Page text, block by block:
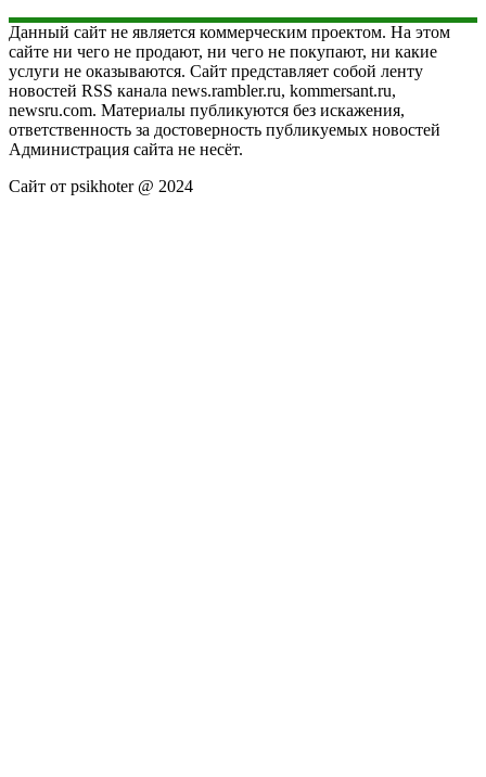
Данный сайт не является коммерческим проектом. На этом
сайте ни чего не продают, ни чего не покупают, ни какие
услуги не оказываются. Сайт представляет собой ленту
новостей RSS канала news.rambler.ru, kommersant.ru,
newsru.com. Материалы публикуются без искажения,
ответственность за достоверность публикуемых новостей
Администрация сайта не несёт.
Сайт от psikhoter @ 2024